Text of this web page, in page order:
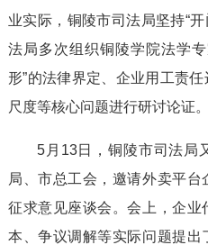
业实际，铜陵市司法局坚持“
法局多次组织铜陵学院法学
形”的法律界定、企业用工责
尺度等核心问题进行研讨论证。
5月13日，铜陵市司法局
局、市总工会，邀请外卖平
征求意见座谈会。会上，企
本、争议调解等实际问题提出